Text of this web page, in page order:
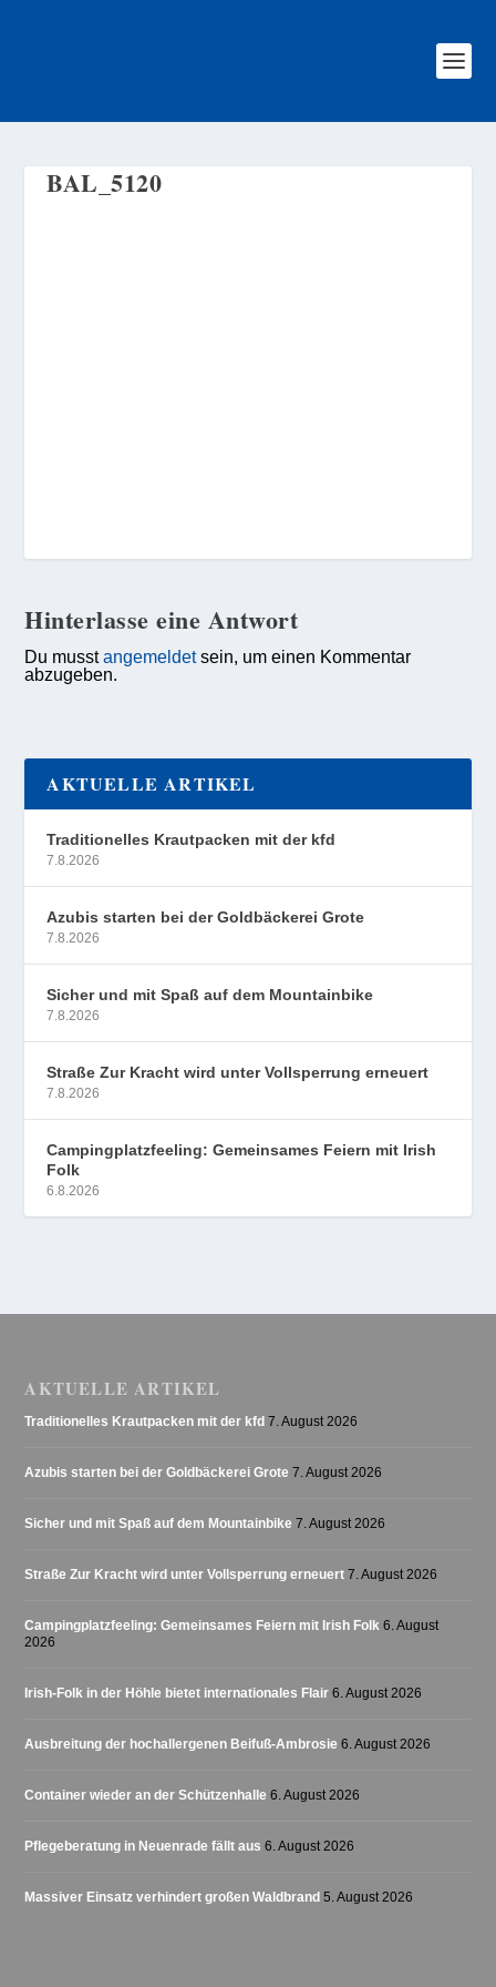
BAL_5120
Hinterlasse eine Antwort
Du musstangemeldetsein, um einen Kommentar
abzugeben.
AKTUELLE ARTIKEL
Traditionelles Krautpacken mit der kfd
7.8.2026
Azubis starten bei der Goldbäckerei Grote
7.8.2026
Sicher und mit Spaß auf dem Mountainbike
7.8.2026
Straße Zur Kracht wird unter Vollsperrung erneuert
7.8.2026
Campingplatzfeeling: Gemeinsames Feiern mit Irish
Folk
6.8.2026
AKTUELLE ARTIKEL
Traditionelles Krautpacken mit der kfd 7. August 2026
Azubis starten bei der Goldbäckerei Grote 7. August 2026
Sicher und mit Spaß auf dem Mountainbike 7. August 2026
Straße Zur Kracht wird unter Vollsperrung erneuert 7. August 2026
Campingplatzfeeling: Gemeinsames Feiern mit Irish Folk 6. August
2026
Irish-Folk in der Höhle bietet internationales Flair 6. August 2026
Ausbreitung der hochallergenen Beifuß-Ambrosie 6. August 2026
Container wieder an der Schützenhalle 6. August 2026
Pflegeberatung in Neuenrade fällt aus 6. August 2026
Massiver Einsatz verhindert großen Waldbrand 5. August 2026